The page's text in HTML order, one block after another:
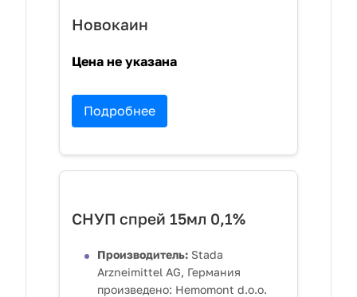
Новокаин
Цена не указана
Подробнее
СНУП спрей 15мл 0,1%
Производитель: Stada
Arzneimittel AG, Германия
произведено: Hemomont d.o.o.